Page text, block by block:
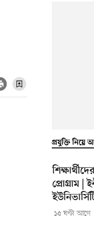
প্রযুক্তি
প্রোগ্রাম |
১৫ ঘণ্টা আগে